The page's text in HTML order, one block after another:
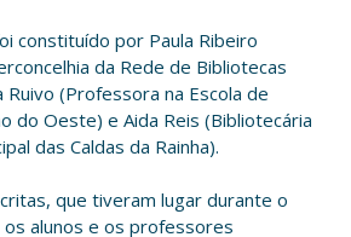
constituído por Paula Ribeiro
da Rede de Bibliotecas
Ruivo (Professora na Escola de
do Oeste) e Aida Reis (Bibliotecária
das Caldas da Rainha).
que tiveram lugar durante o
alunos e os professores